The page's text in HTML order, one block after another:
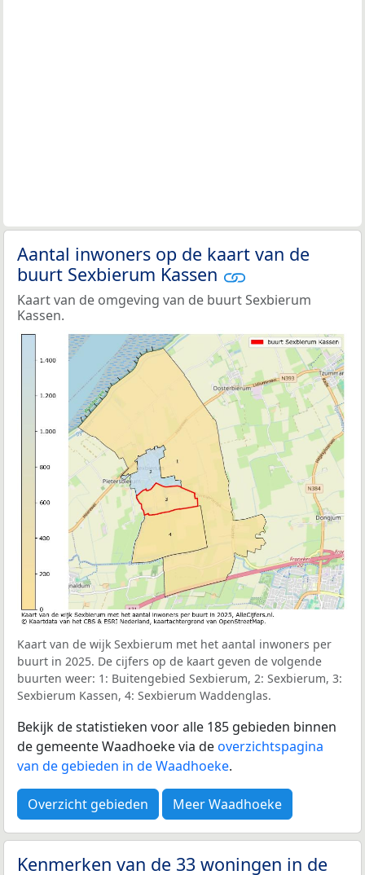
Aantal inwoners op de kaart van de
buurt Sexbierum Kassen
Kaart van de omgeving van de buurt Sexbierum
Kassen.
Kaart van de wijk Sexbierum met het aantal inwoners per
buurt in 2025. De cijfers op de kaart geven de volgende
buurten weer: 1: Buitengebied Sexbierum, 2: Sexbierum, 3:
Sexbierum Kassen, 4: Sexbierum Waddenglas.
Bekijk de statistieken voor alle 185 gebieden binnen
de gemeente Waadhoeke via deoverzichtspagina
van de gebieden in de Waadhoeke.
Overzicht gebieden Meer Waadhoeke
Kenmerken van de 33 woningen in de